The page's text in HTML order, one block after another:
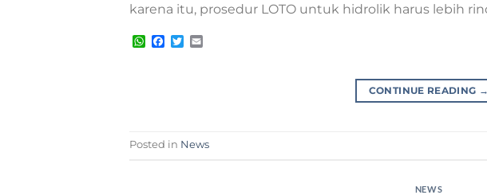
karena itu, prosedur LOTO untuk hidrolik harus lebih
WhatsApp
Facebook
Twitter
CONTINUE READING →
Posted in News
NEWS